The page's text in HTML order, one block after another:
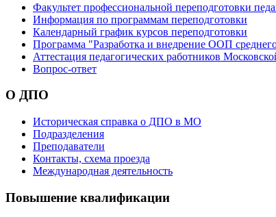
Факультет профессиональной переподготовки
Информация по программам переподготовки
Календарный график курсов переподготовки
Программа "Разработка и внедрение ООП
Аттестация педагогических работников
Вопрос-ответ
О ДПО
Историческая справка о ДПО в МО
Подразделения
Преподаватели
Контакты, схема проезда
Международная деятельность
Повышение квалификации